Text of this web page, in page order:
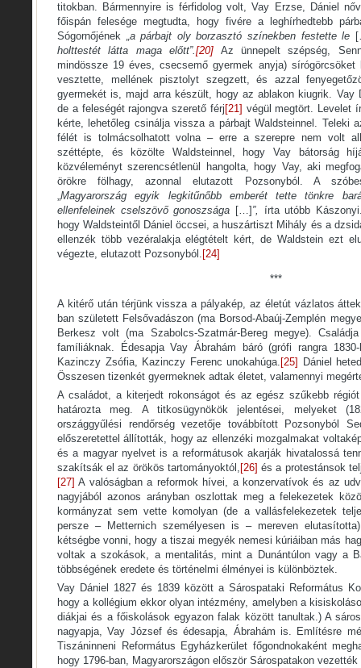
titokban. Bármennyire is férfidolog volt, Vay Erzse, Dániel
főispán felesége megtudta, hogy fivére a leghírhedtebb
Sógornőjének „a párbajt oly borzasztó színekben festette le
holttestét látta maga előtt”.[20] Az ünnepelt szépség,
mindössze 19 éves, csecsemő gyermek anyja) sírógörcsöket
vesztette, mellének pisztolyt szegzett, és azzal
gyermekét is, majd arra készült, hogy az ablakon kiugrik. Vay
de a feleségét rajongva szerető férj [21] végül megtört. Levelet
kérte, lehetőleg csinálja vissza a párbajt Waldsteinnel. Teleki
félét is tolmácsolhatott volna – erre a szerepre nem volt
széttépte, és közölte Waldsteinnel, hogy Vay bátorság
közvéleményt szerencsétlenül hangolta, hogy Vay, aki
örökre fölhagy, azonnal elutazott Pozsonyból. A
„Magyarország egyik legkitűnőbb emberét tette tönkre
ellenfeleinek cselszövő gonoszsága […] ”, írta utóbb
hogy Waldsteintől Dániel öccsei, a huszártiszt Mihály és a
ellenzék több vezéralakja elégtételt kért, de Waldstein ezt
végezte, elutazott Pozsonyból. [24]
***
A kitérő után térjünk vissza a pályakép, az életút vázlatos
ban született Felsővadászon (ma Borsod-Abaúj-Zemplén
Berkesz volt (ma Szabolcs-Szatmár-Bereg megye).
famíliáknak. Édesapja Vay Ábrahám báró (grófi rangra
Kazinczy Zsófia, Kazinczy Ferenc unokahúga. [25]
Dániel
Összesen tizenkét gyermeknek adtak életet, valamennyi
A családot, a kiterjedt rokonságot és az egész szűkebb
határozta meg. A titkosügynökök jelentései, melyeket
országgyűlési rendőrség vezetője továbbított Pozsonyból
előszeretettel állították, hogy az ellenzéki mozgalmakat
és a magyar nyelvet is a reformátusok akarják hivatalossá
szakítsák el az örökös tartományoktól, [26] és a protestánsok
[27] A valóságban a reformok hívei, a konzervatívok és az
nagyjából azonos arányban oszlottak meg a felekezetek
kormányzat sem vette komolyan (de a vallásfelekezetek
persze – Metternich személyesen is – mereven
kétségbe vonni, hogy a tiszai megyék nemesi kúriáiban más
voltak a szokások, a mentalitás, mint a Dunántúlon vagy a
többségének eredete és történelmi élményei is különböztek.
Vay Dániel 1827 és 1839 között a Sárospataki Református
hogy a kollégium ekkor olyan intézmény, amelyben a
diákjai és a főiskolások egyazon falak között tanultak.) A
nagyapja, Vay József és édesapja, Ábrahám is. Említésre
Tiszáninneni Református Egyházkerület főgondnokaként
hogy 1796-ban, Magyarországon először Sárospatakon